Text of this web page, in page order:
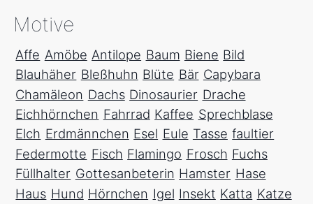
Motive
Affe Amöbe Antilope Baum Biene Bild
Blauhäher Bleßhuhn Blüte Bär Capybara
Chamäleon Dachs Dinosaurier Drache
Eichhörnchen Fahrrad Kaffee Sprechblase
Elch Erdmännchen Esel Eule Tasse faultier
Federmotte Fisch Flamingo Frosch Fuchs
Füllhalter Gottesanbeterin Hamster Hase
Haus Hund Hörnchen Igel Insekt Katta Katze